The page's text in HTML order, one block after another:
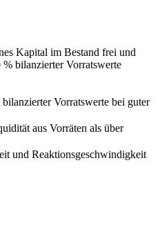
Kapital im Bestand frei und
bilanzierter Vorratswerte
Vorratswerte bei guter
aus Vorräten als über
und Reaktionsgeschwindigkeit